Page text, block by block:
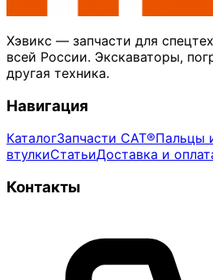
Хэвикс — запчасти для
всей России. Экскаваторы,
другая техника.
Навигация
КаталогЗапчасти CAT®Пальцы
втулкиСтатьиДоставка и
Контакты